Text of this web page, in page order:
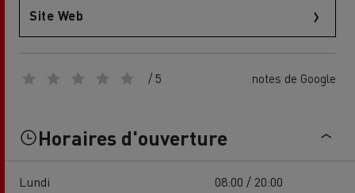
Site Web
/ 5 notes de Google
Horaires d'ouverture
Lundi
08:00 / 20:00